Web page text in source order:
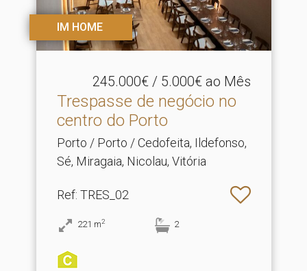
IM HOME
245.000€ / 5.000€ ao Mês
Trespasse de negócio no
centro do Porto
Porto / Porto / Cedofeita, Ildefonso,
Sé, Miragaia, Nicolau, Vitória
Ref: TRES_02
221 m2 2